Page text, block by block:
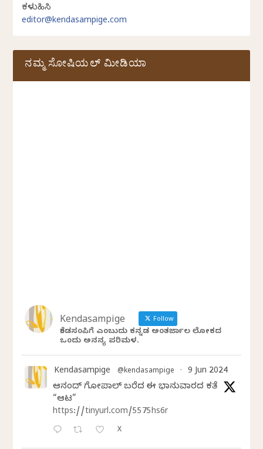
ಕಳುಹಿಸಿ
editor@kendasampige.com
ನಮ್ಮ ಸೋಷಿಯಲ್‌ ಮೀಡಿಯಾ
Kendasampige Follow
ಕೆಂಡಸಂಪಿಗೆ ಎಂಬುದು ಕನ್ನಡ ಅಂತರ್ಜಾಲ ಲೋಕದ
ಒಂದು ಅನನ್ಯ ಪರಿಮಳ.
Kendasampige @kendasampige · 9 Jun 2024
ಆನಂದ್‌ ಗೋಪಾಲ್‌ ಬರೆದ ಈ ಭಾನುವಾರದ ಕತೆ
“ಆಟ”
https://tinyurl.com/5575hs6r
X